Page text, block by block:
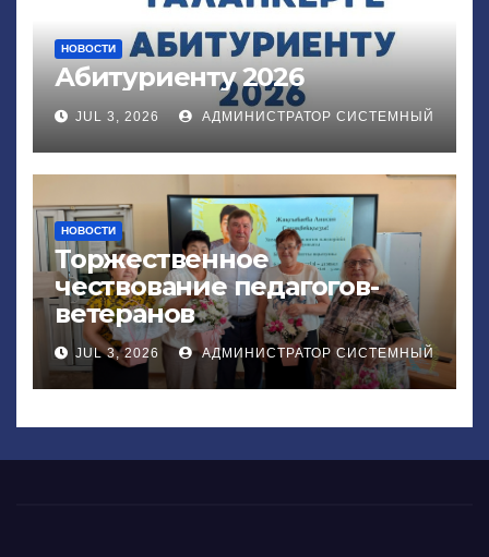
НОВОСТИ
Абитуриенту 2026
JUL 3, 2026 АДМИНИСТРАТОР СИСТЕМНЫЙ
НОВОСТИ
Торжественное
чествование педагогов-
ветеранов
JUL 3, 2026 АДМИНИСТРАТОР СИСТЕМНЫЙ